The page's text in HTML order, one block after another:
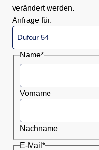
verändert werden.
Anfrage für:
Name*
Vorname
Nachname
E-Mail *